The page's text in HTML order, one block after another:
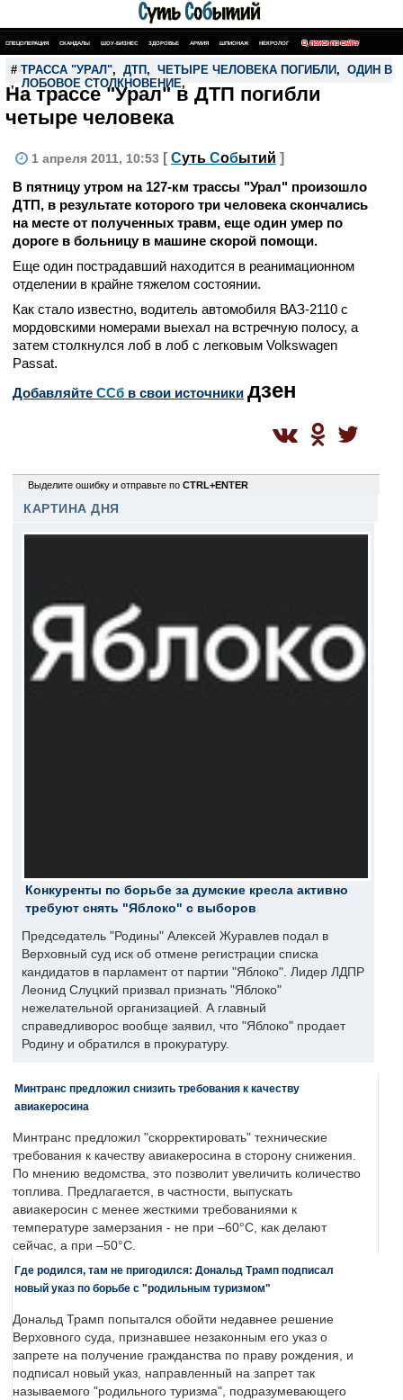
СПЕЦОПЕРАЦИЯ СКАНДАЛЫ ШОУ-БИЗНЕС ЗДОРОВЬЕ АРМИЯ ШПИОНАЖ НЕКРОЛОГ ПОИСК ПО САЙТУ
# ТРАССА "УРАЛ", ДТП , ЧЕТЫРЕ ЧЕЛОВЕКА ПОГИБЛИ , ОДИН В
, ЛОБОВОЕ СТОЛКНОВЕНИЕ,
На трассе "Урал" в ДТП погибли
четыре человека
1 апреля 2011, 10:53 [ Суть Событий ]
В пятницу утром на 127-км трассы "Урал" произошло
ДТП, в результате которого три человека скончались
на месте от полученных травм, еще один умер по
дороге в больницу в машине скорой помощи.
Еще один пострадавший находится в реанимационном
отделении в крайне тяжелом состоянии.
Как стало известно, водитель автомобиля ВАЗ-2110 с
мордовскими номерами выехал на встречную полосу, а
затем столкнулся лоб в лоб с легковым Volkswagen
Passat.
Добавляйте CСб в свои источники дзен
Выделите ошибку и отправьте по CTRL+ENTER
КАРТИНА ДНЯ
Конкуренты по борьбе за думские кресла активно
требуют снять "Яблоко" с выборов
Председатель "Родины" Алексей Журавлев подал в
Верховный суд иск об отмене регистрации списка
кандидатов в парламент от партии "Яблоко". Лидер ЛДПР
Леонид Слуцкий призвал признать "Яблоко"
нежелательной организацией. А главный
справедливорос вообще заявил, что "Яблоко" продает
Родину и обратился в прокуратуру.
Минтранс предложил снизить требования к качеству
авиакеросина
Минтранс предложил "скорректировать" технические
требования к качеству авиакеросина в сторону снижения.
По мнению ведомства, это позволит увеличить количество
топлива. Предлагается, в частности, выпускать
авиакеросин с менее жесткими требованиями к
температуре замерзания - не при –60°C, как делают
сейчас, а при –50°C.
Где родился, там не пригодился: Дональд Трамп подписал
новый указ по борьбе с "родильным туризмом"
Дональд Трамп попытался обойти недавнее решение
Верховного суда, признавшее незаконным его указ о
запрете на получение гражданства по праву рождения, и
подписал новый указ, направленный на запрет так
называемого "родильного туризма", подразумевающего